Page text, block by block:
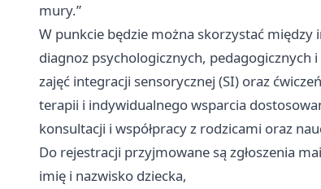
mury.”
W punkcie będzie można skorzystać między
diagnoz psychologicznych, pedagogicznych
zajęć integracji sensorycznej (SI) oraz
terapii i indywidualnego wsparcia
konsultacji i współpracy z rodzicami oraz
Do rejestracji przyjmowane są zgłoszenia
imię i nazwisko dziecka,